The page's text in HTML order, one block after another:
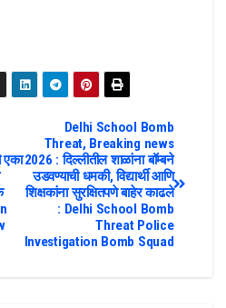
Delhi School Bomb
Threat, Breaking news
2026 : दिल्लीतील शाळांना बॉम्बने
उडवण्याची धमकी, विद्यार्थी आणि
शिक्षकांना सुरक्षितपणे बाहेर काढले
: Delhi School Bomb
Threat Police
Investigation Bomb Squad